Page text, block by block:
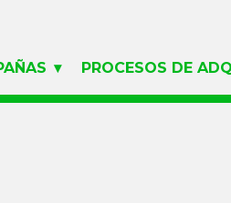
PROCESOS DE